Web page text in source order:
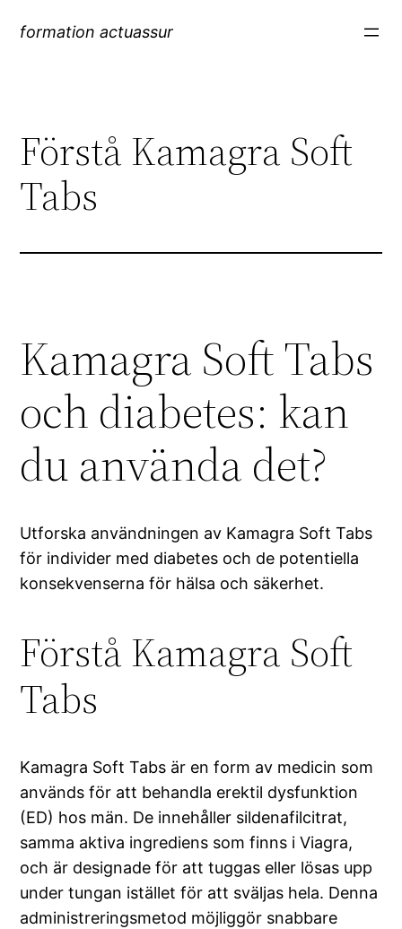
formation actuassur
Förstå Kamagra Soft
Tabs
Kamagra Soft Tabs
och diabetes: kan
du använda det?
Utforska användningen av Kamagra Soft Tabs
för individer med diabetes och de potentiella
konsekvenserna för hälsa och säkerhet.
Förstå Kamagra Soft
Tabs
Kamagra Soft Tabs är en form av medicin som
används för att behandla erektil dysfunktion
(ED) hos män. De innehåller sildenafilcitrat,
samma aktiva ingrediens som finns i Viagra,
och är designade för att tuggas eller lösas upp
under tungan istället för att sväljas hela. Denna
administreringsmetod möjliggör snabbare